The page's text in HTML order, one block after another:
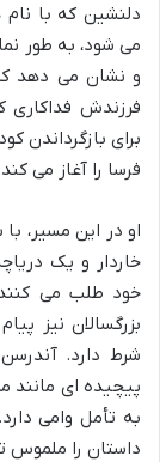
دلنشین که با
می شود، به طور
و نشان می دهد
فرزندش فداکاری
برای بازگرداندن
فرسا را آغاز می
او در این مسیر،
خاردار و یک
خود طلب می کنند.
بزرگسالان نیز
شرط دارد.
پیچیده ای مانند
به تأمل وامی
داستان را ملموس